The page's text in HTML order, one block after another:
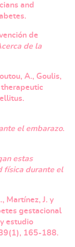
and
de
de la
A., Goulis,
therapeutic
el embarazo.
estas
física durante el
Martínez, J. y
gestacional
estudio
165-188.